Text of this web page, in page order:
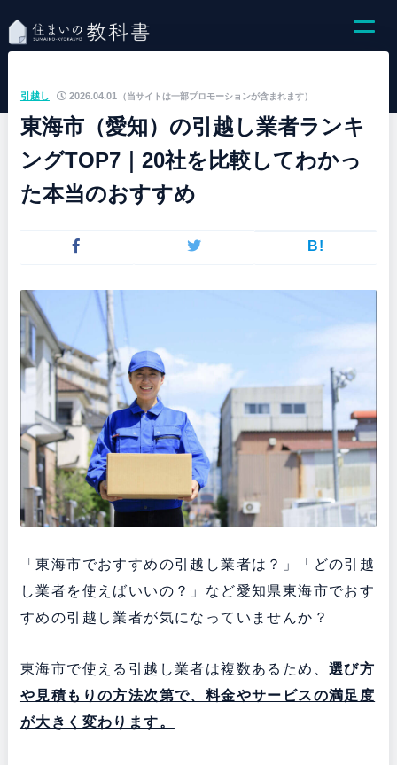
（当サイトは一部プロモーションが含まれます）
引越し 2026.04.01
東海市（愛知）の引越し業者ランキ
ングTOP7｜20社を比較してわかっ
た本当のおすすめ
B!
「東海市でおすすめの引越し業者は？」「どの引越
し業者を使えばいいの？」など愛知県東海市でおす
すめの引越し業者が気になっていませんか？
東海市で使える引越し業者は複数あるため、 選び方
や見積もりの方法次第で、料金やサービスの満足度
が大きく変わります。